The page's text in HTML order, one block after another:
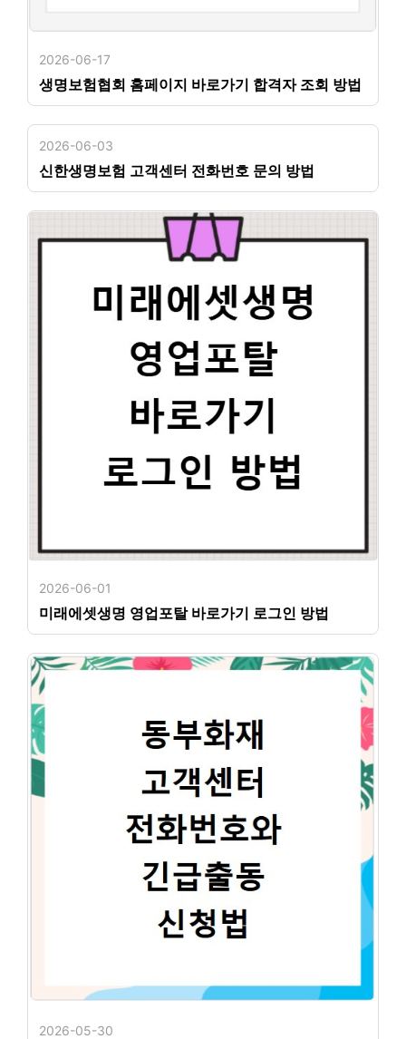
2026-06-17
생명보험협회 홈페이지 바로가기 합격자 조회 방법
2026-06-03
신한생명보험 고객센터 전화번호 문의 방법
2026-06-01
미래에셋생명 영업포탈 바로가기 로그인 방법
2026-05-30